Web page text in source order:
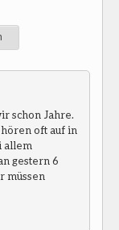
schon Jahre.
oft auf in
allem
gestern 6
müssen